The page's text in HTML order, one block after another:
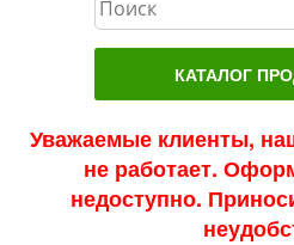
КАТАЛОГ
Актуальные продукты
Акции
Уважаемые клиенты,
не работает.
недоступно.